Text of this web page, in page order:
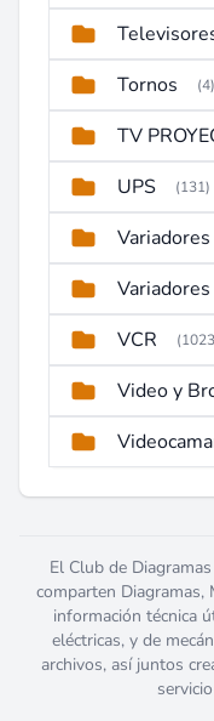
Tornos (4)
TV
UPS (131)
VCR
Video y
El Club de
comparten Diagramas,
información técnica
eléctricas, y de
archivos, así juntos